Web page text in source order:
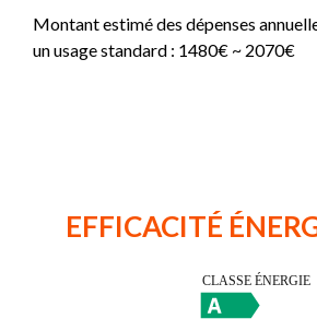
Montant estimé des dépenses
un usage standard : 1480€ ~ 2070€
EFFICACITÉ